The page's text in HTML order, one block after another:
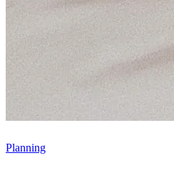
Planning